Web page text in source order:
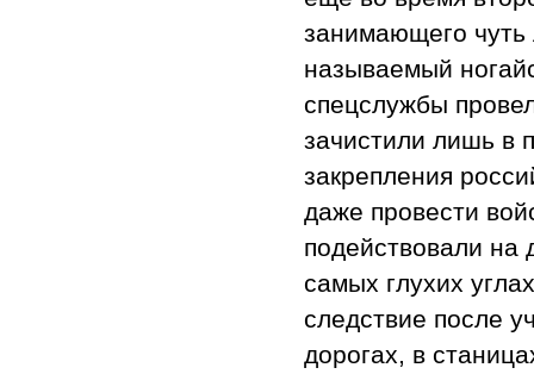
занимающего чуть
называемый
спецслужбы
зачистили лишь в
закрепления
даже провести
подействовали
самых глухих
следствие после
дорогах, в